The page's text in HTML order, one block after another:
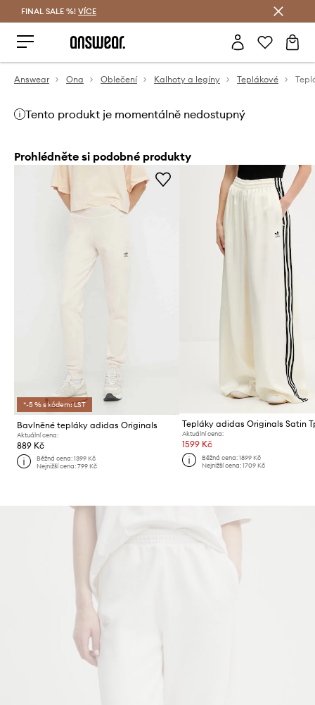
FINAL SALE %! VÍCE
Answear Ona Oblečení Kalhoty a legíny Teplákové
Tento produkt je momentálně nedostupný
Prohlédněte si podobné produkty
*-5 % s kódem: LST
Bavlněné tepláky adidas Originals
Aktuální cena:
889 Kč
Běžná cena:1399 Kč
Nejnižší cena:799 Kč
Tepláky adidas Originals Satin
Aktuální cena:
1599 Kč
Běžná cena: 1899 Kč
Nejnižší cena: 1709 Kč